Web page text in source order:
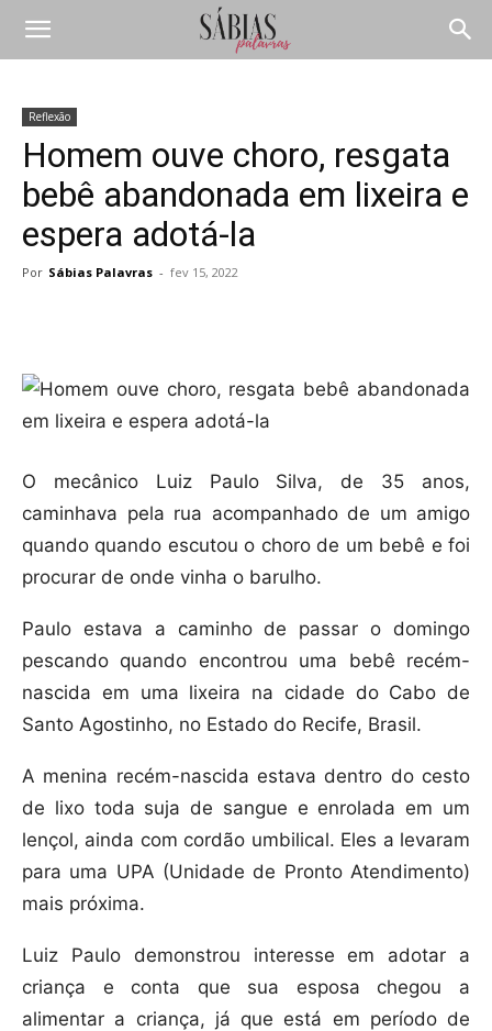
Reflexão
Homem ouve choro, resgata
bebê abandonada em lixeira e
espera adotá-la
Por Sábias Palavras - fev 15, 2022
O mecânico Luiz Paulo Silva, de 35 anos,
caminhava pela rua acompanhado de um amigo
quando quando escutou o choro de um bebê e foi
procurar de onde vinha o barulho.
Paulo estava a caminho de passar o domingo
pescando quando encontrou uma bebê recém-
nascida em uma lixeira na cidade do Cabo de
Santo Agostinho, no Estado do Recife, Brasil.
A menina recém-nascida estava dentro do cesto
de lixo toda suja de sangue e enrolada em um
lençol, ainda com cordão umbilical. Eles a levaram
para uma UPA (Unidade de Pronto Atendimento)
mais próxima.
Luiz Paulo demonstrou interesse em adotar a
criança e conta que sua esposa chegou a
alimentar a criança, já que está em período de